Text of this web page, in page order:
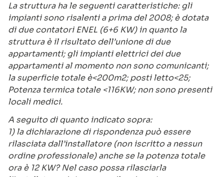
La struttura ha le seguenti caratteristiche: gli
impianti sono risalenti a prima del 2008; è dotata
di due contatori ENEL (6+6 KW) in quanto la
struttura è il risultato dell’unione di due
appartamenti; gli impianti elettrici dei due
appartamenti al momento non sono comunicanti;
la superficie totale è<200m2; posti letto<25;
Potenza termica totale <116KW; non sono presenti
locali medici.
A seguito di quanto indicato sopra:
1) la dichiarazione di rispondenza può essere
rilasciata dall’installatore (non iscritto a nessun
ordine professionale) anche se la potenza totale
ora è 12 KW? Nel caso possa rilasciarla